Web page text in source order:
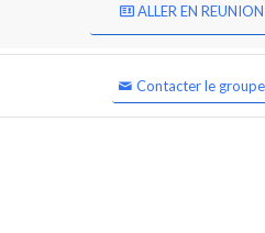
ALLER EN REUNION
Contacter le groupe